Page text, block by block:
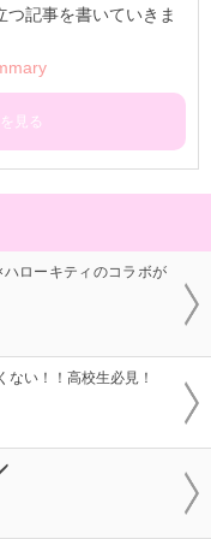
記事を書いていきま
見る
ローキティのコラボが
ない！！高校生必見！